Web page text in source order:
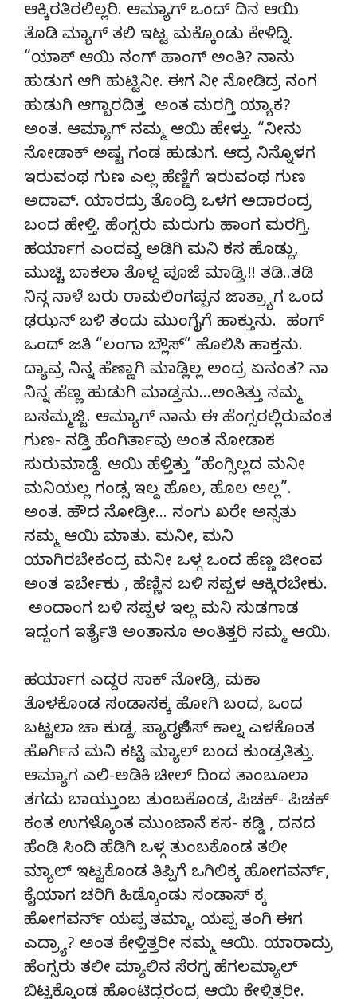
ಆಕ್ಕಿರತಿರಲಿಲ್ಲರಿ. ಆಮ್ಯಾಗ್ ಒಂದ್ ದಿನ ಆಯಿ
ತೊಡಿ ಮ್ಯಾಗ್ ತಲಿ ಇಟ್ಟ ಮಕ್ಕೊಂಡು ಕೇಳಿದ್ನಿ.
“ಯಾಕ್ ಆಯಿ ನಂಗ್ ಹಾಂಗ್ ಅಂತಿ? ನಾನು
ಹುಡುಗ ಆಗಿ ಹುಟ್ಟಿನೀ. ಈಗ ನೀ ನೋಡಿದ್ರ ನಂಗ
ಹುಡುಗಿ ಆಗ್ಬಾರದಿತ್ತ ಅಂತ ಮರಗ್ತಿ ಯ್ಯಾಕ?
ಅಂತ. ಆಮ್ಯಾಗ್ ನಮ್ಮ ಆಯಿ ಹೇಳ್ತು. “ನೀನು
ನೋಡಾಕ್ ಅಷ್ಟ ಗಂಡ ಹುಡುಗ. ಆದ್ರ ನಿನ್ನೊಳಗ
ಇರುವಂಥ ಗುಣ ಎಲ್ಲ ಹೆಣ್ಣಿಗೆ ಇರುವಂಥ ಗುಣ
ಅದಾವ್. ಯಾರದ್ರು ತೊಂದ್ರಿ ಒಳಗ ಅದಾರಂದ್ರ
ಬಂದ ಹೇಳ್ತಿ. ಹೆಂಗ್ಸರು ಮರುಗು ಹಾಂಗ ಮರಗ್ತಿ.
ಹರ್ಯಾಗ ಎಂದವ್ನ ಅಡಿಗಿ ಮನಿ ಕಸ ಹೊಡ್ದು,
ಮುಚ್ಚಿ ಬಾಕಲಾ ತೊಳ್ದ ಪೂಜೆ ಮಾಡ್ತಿ.!! ತಡಿ..ತಡಿ
ನಿನ್ಗ ನಾಳೆ ಬರು ರಾಮಲಿಂಗಪ್ಪನ ಜಾತ್ರ್ಯಾಗ ಒಂದ
ಢಝನ್ ಬಳಿ ತಂದು ಮುಂಗೈಗೆ ಹಾಕ್ತುನು. ಹಂಗ್
ಒಂದ್ ಜತಿ “ಲಂಗಾ ಬ್ಲೌಸ್” ಹೊಲಿಸಿ ಹಾಕ್ತನು.
ದ್ಯಾವ್ರ ನಿನ್ನ ಹೆಣ್ಣಾಗಿ ಮಾಡ್ಲಿಲ್ಲ ಅಂದ್ರ ಏನಂತ? ನಾ
ನಿನ್ನ ಹೆಣ್ಣ ಹುಡುಗಿ ಮಾಡ್ತನು…ಅಂತಿತ್ತು ನಮ್ಮ
ಬಸಮ್ಮಜ್ಜಿ. ಆಮ್ಯಾಗ್ ನಾನು ಈ ಹೆಂಗ್ಸರಲ್ಲಿರುವಂತ
ಗುಣ- ನಡ್ತಿ ಹೆಂಗಿರ್ತಾವು ಅಂತ ನೋಡಾಕ
ಸುರುಮಾಡ್ದೆ. ಆಯಿ ಹೆಳ್ತಿತ್ತು “ಹೆಂಗ್ಸಿಲ್ಲದ ಮನೀ
ಮನಿಯಲ್ಲ ಗಂಡ್ಸ ಇಲ್ದ ಹೊಲ, ಹೊಲ ಅಲ್ಲ”.
ಅಂತ. ಹೌದ ನೋಡ್ರೀ… ನಂಗು ಖರೇ ಅನ್ಸತು
ನಮ್ಮ ಆಯಿ ಮಾತು. ಮನೀ, ಮನಿ
ಯಾಗಿರಬೇಕಂದ್ರ ಮನೀ ಒಳ್ಗ ಒಂದ ಹೆಣ್ಣ ಜೀಂವ
ಅಂತ ಇರ್ಬೇಕು , ಹೆಣ್ಣಿನ ಬಳಿ ಸಪ್ಪಳ ಆಕ್ಕಿರಬೇಕು.
ಅಂದಾಂಗ ಬಳಿ ಸಪ್ಪಳ ಇಲ್ದ ಮನಿ ಸುಡಗಾಡ
ಇದ್ದಂಗ ಇರ್ತೈತಿ ಅಂತಾನೂ ಅಂತಿತ್ತರಿ ನಮ್ಮ ಆಯಿ.
ಹರ್ಯಾಗ ಎದ್ದರ ಸಾಕ್ ನೋಡ್ರಿ, ಮಕಾ
ತೊಳಕೊಂಡ ಸಂಡಾಸಕ್ಕ ಹೋಗಿ ಬಂದ, ಒಂದ
ಬಟ್ಟಲಾ ಚಾ ಕುಡ್ದ, ಪ್ಯಾರಲೈಸಿಸ್ ಕಾಲ್ನ ಎಳಕೊಂತ
ಹೊರ್ಗಿನ ಮನಿ ಕಟ್ಟಿ ಮ್ಯಾಲ್ ಬಂದ ಕುಂಡ್ರತಿತ್ತು.
ಆಮ್ಯಾಗ ಎಲಿ-ಅಡಿಕಿ ಚೀಲ್ ದಿಂದ ತಾಂಬೂಲಾ
ತಗದು ಬಾಯ್ತುಂಬ ತುಂಬಕೊಂಡ, ಪಿಚಕ್- ಪಿಚಕ್
ಕಂತ ಉಗಳ್ಕೊಂತ ಮುಂಜಾನೆ ಕಸ- ಕಡ್ಡಿ , ದನದ
ಹೆಂಡಿ ಸಿಂದಿ ಹೆಡಿಗಿ ಒಳ್ಗ ತುಂಬಕೊಂಡ ತಲೀ
ಮ್ಯಾಲ್ ಇಟ್ಟಕೊಂಡ ತಿಪ್ಪಿಗೆ ಒಗಿಲಿಕ್ಕ ಹೋಗವರ್ನ್,
ಕೈಯಾಗ ಚರಿಗಿ ಹಿಡ್ಕೊಂಡು ಸಂಡಾಸ್ ಕ್ಕ
ಹೋಗವರ್ನ್ ಯಪ್ಪ ತಮ್ಮಾ, ಯಪ್ಪ ತಂಗಿ ಈಗ
ಎದ್ರ್ಯಾ? ಅಂತ ಕೇಳ್ತಿತ್ತರೀ ನಮ್ಮ ಆಯಿ. ಯಾರಾದ್ರು
ಹೆಂಗ್ಸರು ತಲೀ ಮ್ಯಾಲಿನ ಸೆರಗ್ನ ಹೆಗಲಮ್ಯಾಲ್
ಬಿಟ್ಟಕ್ಕೊಂಡ ಹೊಂಟಿದ್ದರಂದ್ರ ಆಯಿ ಕೇಳ್ತಿತ್ತರೀ.